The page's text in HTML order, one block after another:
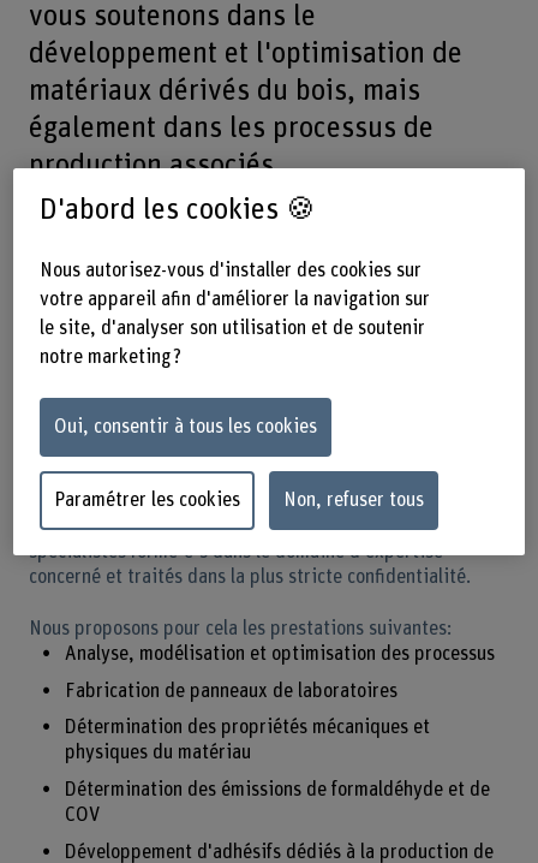
vous soutenons dans le
développement et l'optimisation de
matériaux dérivés du bois, mais
également dans les processus de
production associés.
les matières premières alternatives.
Offre de prestations
Nous accompagnons le déploiement de votre produit, de
son développement et son optimisation à sa
commercialisation. Tous les mandats sont exécutés par des
spécialistes formé-e-s dans le domaine d'expertise
concerné et traités dans la plus stricte confidentialité.
Nous proposons pour cela les prestations suivantes:
Analyse, modélisation et optimisation des processus
Fabrication de panneaux de laboratoires
Détermination des propriétés mécaniques et
physiques du matériau
Détermination des émissions de formaldéhyde et de
COV
Développement d'adhésifs dédiés à la production de
D'abord les cookies 🍪
Nous autorisez-vous d'installer des cookies sur
votre appareil afin d'améliorer la navigation sur
le site, d'analyser son utilisation et de soutenir
notre marketing ?
Oui, consentir à tous les cookies
Paramétrer les cookies Non, refuser tous